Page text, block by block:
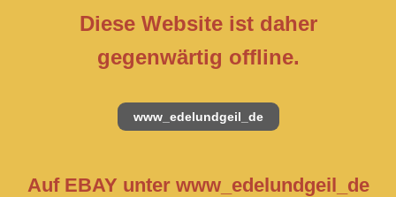
Diese Website ist daher
gegenwärtig offline.
www_edelundgeil_de
Auf EBAY unter www_edelundgeil_de